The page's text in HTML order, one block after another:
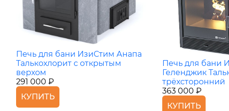
Печь для бани ИзиСтим Анапа
Талькохлорит с открытым
верхом
291 000 ₽
КУПИТЬ
Печь для бани
Геленджик
трёхсторонний
363 000 ₽
КУПИТЬ